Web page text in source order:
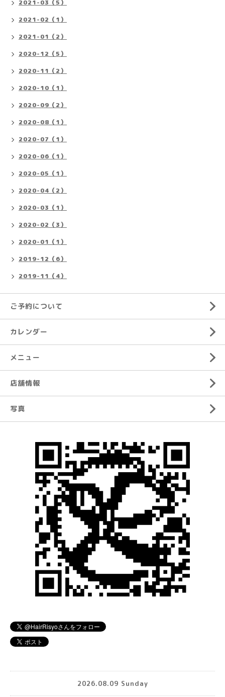
2021-03（5）
2021-02（1）
2021-01（2）
2020-12（5）
2020-11（2）
2020-10（1）
2020-09（2）
2020-08（1）
2020-07（1）
2020-06（1）
2020-05（1）
2020-04（2）
2020-03（1）
2020-02（3）
2020-01（1）
2019-12（6）
2019-11（4）
ご予約について
カレンダー
メニュー
店舗情報
写真
2026.08.09 Sunday